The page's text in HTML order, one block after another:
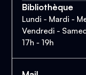
Bibliothèque
Lundi - Mardi -
Vendredi -
17h - 19h